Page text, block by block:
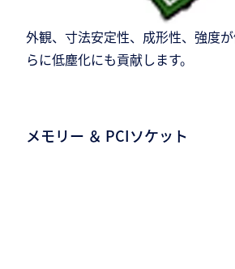
外観、寸法安定性、成形性、強度
らに低塵化にも貢献します。
メモリー ＆ PCIソケット